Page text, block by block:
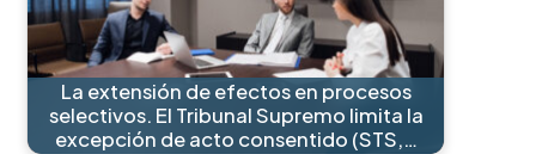
La extensión de efectos en procesos
selectivos. El Tribunal Supremo limita la
excepción de acto consentido (STS,…